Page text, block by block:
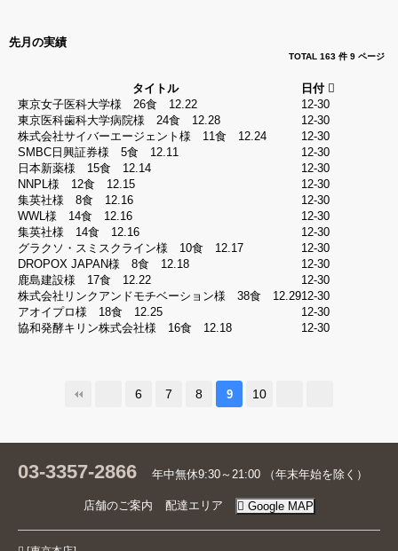
ア
カ
ト
で
ロ
グ
イ
ン
Facebook
Google
LINE
ゲ
先月の実績
TOTAL 163 件 9 ページ
タイトル
日付
東京女子医科大学様 26食 12.22
12-30
東京医科歯科大学病院様 24食 12.28
12-30
株式会社サイバーエージェント様 11食 12.24
12-30
SMBC日興証券様 5食 12.11
12-30
日本新薬様 15食 12.14
12-30
NNPL様 12食 12.15
12-30
集英社様 8食 12.16
12-30
WWL様 14食 12.16
12-30
集英社様 14食 12.16
12-30
グラクソ・スミスクライン様 10食 12.17
12-30
DROPOX JAPAN様 8食 12.18
12-30
鹿島建設様 17食 12.22
12-30
株式会社リンクアンドモチベーション様 38食 12.2912-30
アオイプロ様 18食 12.25
12-30
協和発酵キリン株式会社様 16食 12.18
12-30
6 7 8 9 10
03-3357-2866 年中無休9:30～21:00 （年末年始を除く）
店舗のご案内 配達エリア Google MAP